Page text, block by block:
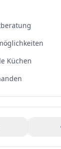
Küchen